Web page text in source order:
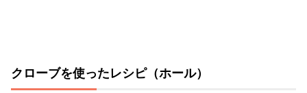
クローブを使ったレシピ（ホール）